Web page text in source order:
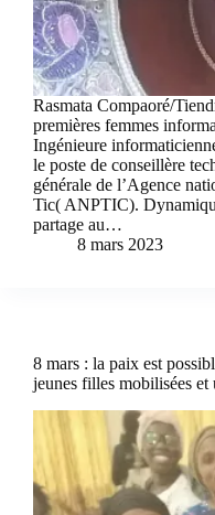
Rasmata Compaoré/
premières femmes
Ingénieure
le poste de conseillère
générale de l’Agence
Tic( ANPTIC).
partage au…
8 mars 2023
8 mars : la paix est
jeunes filles mobilisées et